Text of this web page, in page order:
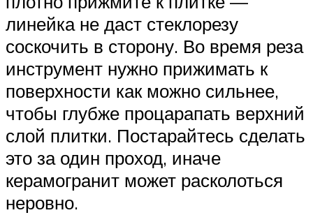
линейка не даст стеклорезу
соскочить в сторону. Во время реза
инструмент нужно прижимать к
поверхности как можно сильнее,
чтобы глубже процарапать верхний
слой плитки. Постарайтесь сделать
это за один проход, иначе
керамогранит может расколоться
неровно.